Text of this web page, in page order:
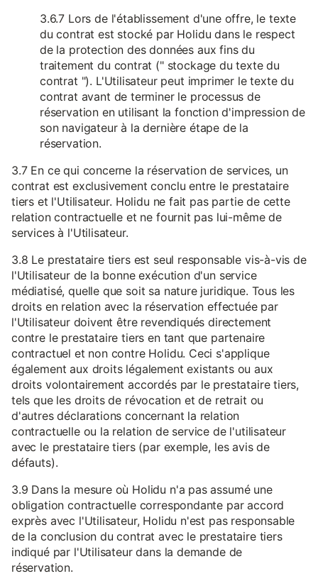
3.6.7 Lors de l'établissement d'une offre, le texte
du contrat est stocké par Holidu dans le respect
de la protection des données aux fins du
traitement du contrat (" stockage du texte du
contrat "). L'Utilisateur peut imprimer le texte du
contrat avant de terminer le processus de
réservation en utilisant la fonction d'impression de
son navigateur à la dernière étape de la
réservation.
3.7 En ce qui concerne la réservation de services, un
contrat est exclusivement conclu entre le prestataire
tiers et l'Utilisateur. Holidu ne fait pas partie de cette
relation contractuelle et ne fournit pas lui-même de
services à l'Utilisateur.
3.8 Le prestataire tiers est seul responsable vis-à-vis de
l'Utilisateur de la bonne exécution d'un service
médiatisé, quelle que soit sa nature juridique. Tous les
droits en relation avec la réservation effectuée par
l'Utilisateur doivent être revendiqués directement
contre le prestataire tiers en tant que partenaire
contractuel et non contre Holidu. Ceci s'applique
également aux droits légalement existants ou aux
droits volontairement accordés par le prestataire tiers,
tels que les droits de révocation et de retrait ou
d'autres déclarations concernant la relation
contractuelle ou la relation de service de l'utilisateur
avec le prestataire tiers (par exemple, les avis de
défauts).
3.9 Dans la mesure où Holidu n'a pas assumé une
obligation contractuelle correspondante par accord
exprès avec l'Utilisateur, Holidu n'est pas responsable
de la conclusion du contrat avec le prestataire tiers
indiqué par l'Utilisateur dans la demande de
réservation.